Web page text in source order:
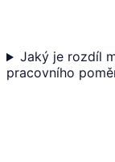
Jaký je rozdíl
pracovního